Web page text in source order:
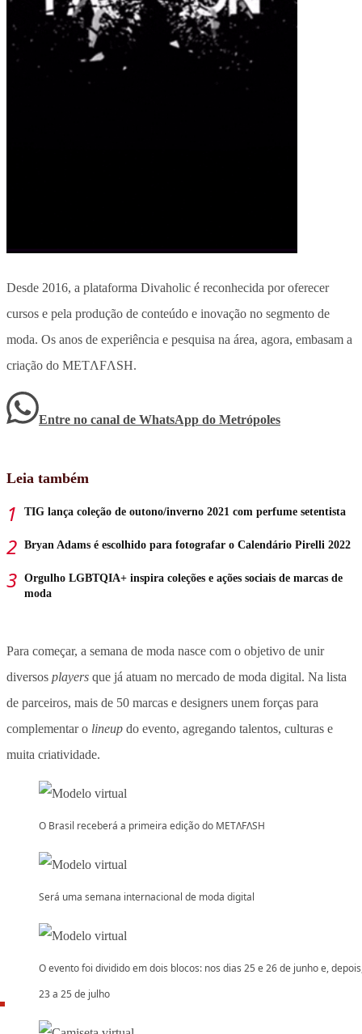
Desde 2016, a plataforma Divaholic é reconhecida por oferecer
cursos e pela produção de conteúdo e inovação no segmento de
moda. Os anos de experiência e pesquisa na área, agora, embasam a
criação do METΛFΛSH.
Entre no canal de WhatsApp do Metrópoles
Leia também
TIG lança coleção de outono/inverno 2021 com perfume setentista
Bryan Adams é escolhido para fotografar o Calendário Pirelli 2022
Orgulho LGBTQIA+ inspira coleções e ações sociais de marcas de
moda
Para começar, a semana de moda nasce com o objetivo de unir
diversos players que já atuam no mercado de moda digital. Na lista
de parceiros, mais de 50 marcas e designers unem forças para
complementar o lineup do evento, agregando talentos, culturas e
muita criatividade.
O Brasil receberá a primeira edição do METΛFΛSH
Será uma semana internacional de moda digital
O evento foi dividido em dois blocos: nos dias 25 e 26 de junho e,
23 a 25 de julho